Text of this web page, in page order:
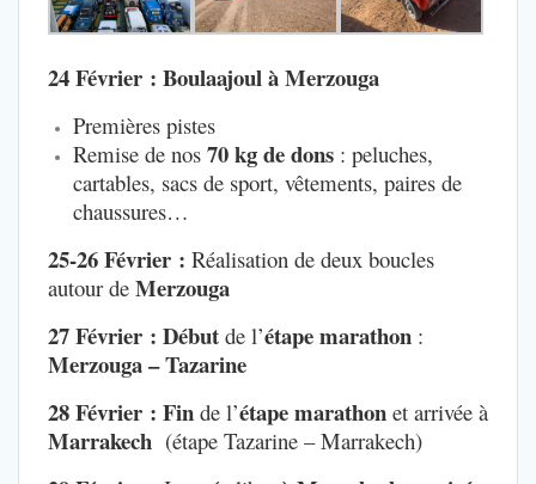
24 Février : Boulaajoul à Merzouga
Premières pistes
Remise de nos 70 kg de dons : peluches,
cartables, sacs de sport, vêtements, paires de
chaussures…
25-26 Février : Réalisation de deux boucles
autour de Merzouga
27 Février : Début de l’étape marathon :
Merzouga – Tazarine
28 Février : Fin de l’étape marathon et arrivée à
Marrakech (étape Tazarine – Marrakech)